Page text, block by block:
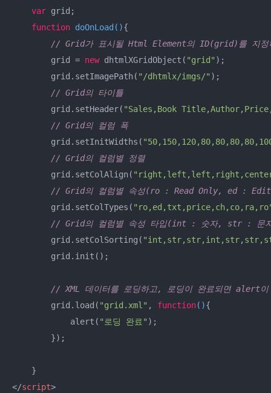
var grid;
function doOnLoad ( ){
// Grid가 표시될 Html Element의 ID(grid)를 지정
        grid =
new dhtmlXGridObject( "grid" );
        grid.setImagePath(
"/dhtmlx/imgs/" );
// Grid의 타이틀
        grid.setHeader(
"Sales,Book
// Grid의 컬럼 폭
        grid.setInitWidths(
// Grid의 컬럼별 정렬
        grid.setColAlign(
// Grid의 컬럼별 속성(ro : Read Only, ed :
        grid.setColTypes(
// Grid의 컬럼별 속성 타입(int : 숫자, str : 문
        grid.setColSorting(
        grid.init();
// XML 데이터를 로딩하고, 로딩이 완료되면 alert이
        grid.load(
"grid.xml" , function( ){
            alert(
"로딩 완료" );
        });
</script>